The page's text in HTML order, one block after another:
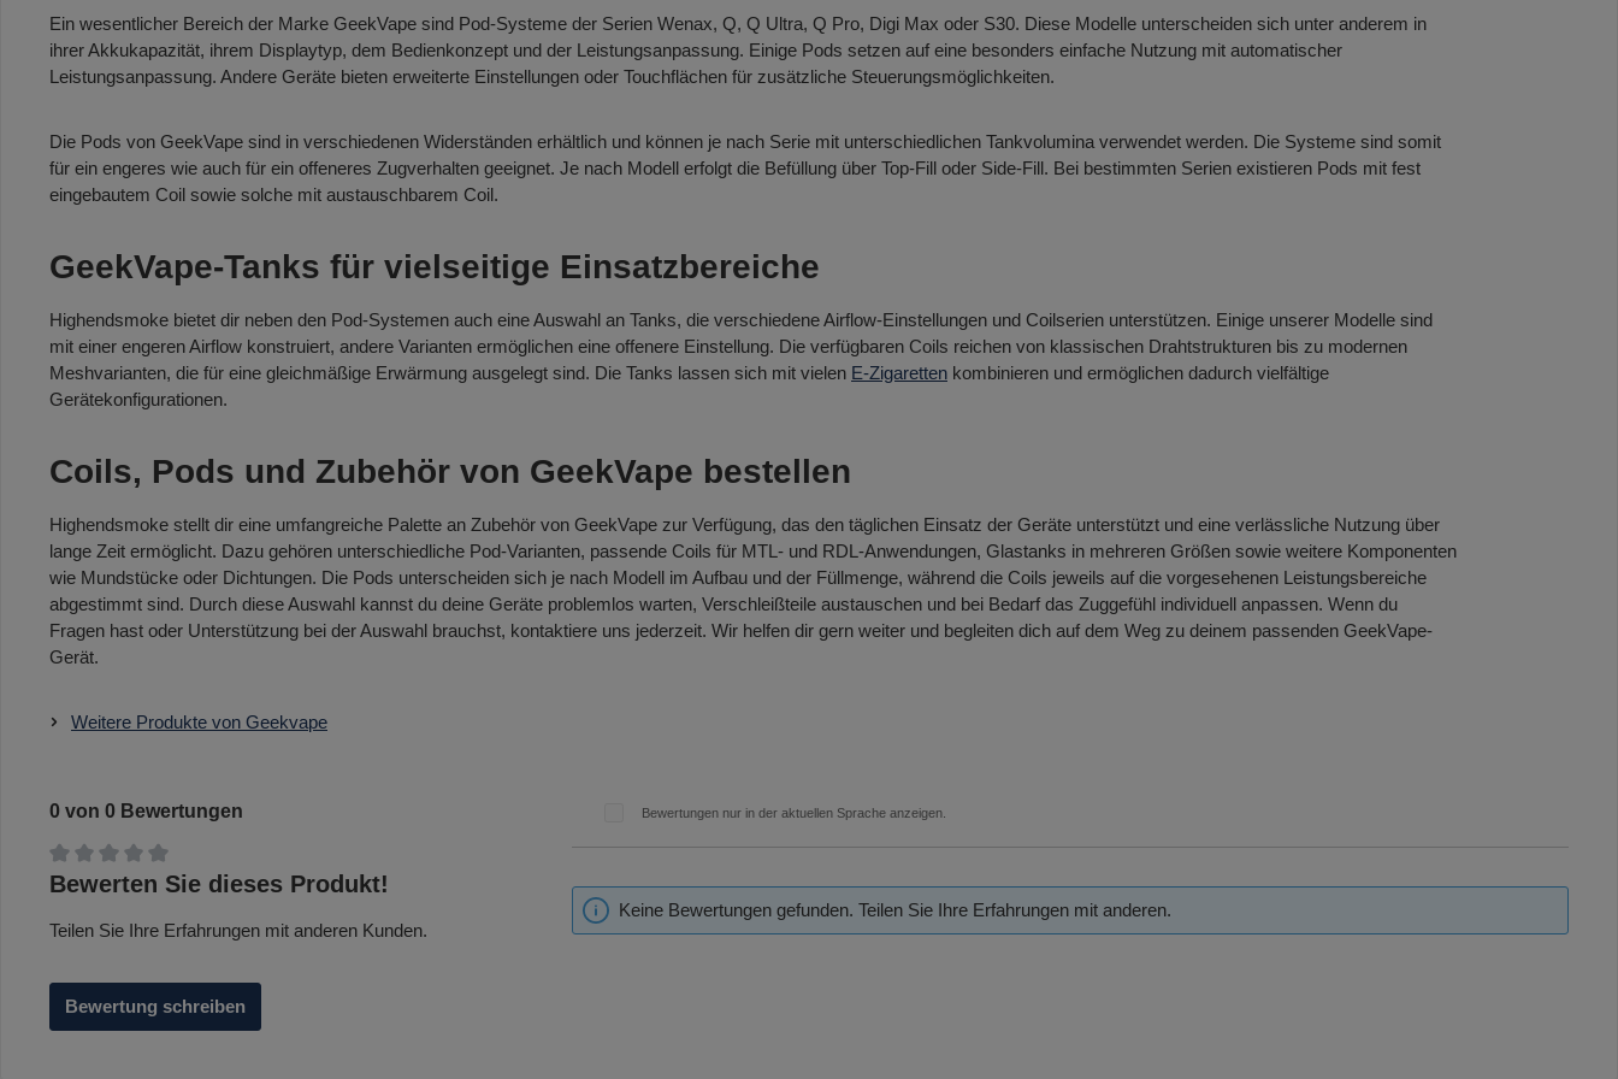
Ein wesentlicher Bereich der Marke GeekVape sind Pod-Systeme der Serien Wenax, Q, Q Ultra, Q Pro, Digi Max oder S30. Diese Modelle unterscheiden sich unter anderem in
ihrer Akkukapazität, ihrem Displaytyp, dem Bedienkonzept und der Leistungsanpassung. Einige Pods setzen auf eine besonders einfache Nutzung mit automatischer
Leistungsanpassung. Andere Geräte bieten erweiterte Einstellungen oder Touchflächen für zusätzliche Steuerungsmöglichkeiten.
Die Pods von GeekVape sind in verschiedenen Widerständen erhältlich und können je nach Serie mit unterschiedlichen Tankvolumina verwendet werden. Die Systeme sind somit
für ein engeres wie auch für ein offeneres Zugverhalten geeignet. Je nach Modell erfolgt die Befüllung über Top-Fill oder Side-Fill. Bei bestimmten Serien existieren Pods mit fest
eingebautem Coil sowie solche mit austauschbarem Coil.
GeekVape-Tanks für vielseitige Einsatzbereiche
Highendsmoke bietet dir neben den Pod-Systemen auch eine Auswahl an Tanks, die verschiedene Airflow-Einstellungen und Coilserien unterstützen. Einige unserer Modelle sind
mit einer engeren Airflow konstruiert, andere Varianten ermöglichen eine offenere Einstellung. Die verfügbaren Coils reichen von klassischen Drahtstrukturen bis zu modernen
Meshvarianten, die für eine gleichmäßige Erwärmung ausgelegt sind. Die Tanks lassen sich mit vielen E-Zigaretten kombinieren und ermöglichen dadurch vielfältige
Gerätekonfigurationen.
Coils, Pods und Zubehör von GeekVape bestellen
Highendsmoke stellt dir eine umfangreiche Palette an Zubehör von GeekVape zur Verfügung, das den täglichen Einsatz der Geräte unterstützt und eine verlässliche Nutzung über
lange Zeit ermöglicht. Dazu gehören unterschiedliche Pod-Varianten, passende Coils für MTL- und RDL-Anwendungen, Glastanks in mehreren Größen sowie weitere Komponenten
wie Mundstücke oder Dichtungen. Die Pods unterscheiden sich je nach Modell im Aufbau und der Füllmenge, während die Coils jeweils auf die vorgesehenen Leistungsbereiche
abgestimmt sind. Durch diese Auswahl kannst du deine Geräte problemlos warten, Verschleißteile austauschen und bei Bedarf das Zuggefühl individuell anpassen. Wenn du
Fragen hast oder Unterstützung bei der Auswahl brauchst, kontaktiere uns jederzeit. Wir helfen dir gern weiter und begleiten dich auf dem Weg zu deinem passenden GeekVape-
Gerät.
Weitere Produkte von Geekvape
0 von 0 Bewertungen
Durchschnittliche Bewertung von 0 von 5 Sternen
Bewerten Sie dieses Produkt!
Teilen Sie Ihre Erfahrungen mit anderen Kunden.
Bewertung schreiben
Bewertungen nur in der aktuellen Sprache anzeigen.
Keine Bewertungen gefunden. Teilen Sie Ihre Erfahrungen mit anderen.